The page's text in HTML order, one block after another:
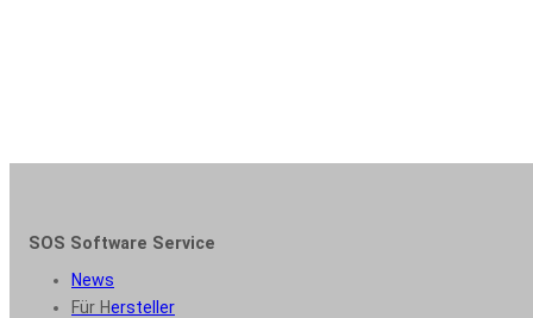
SOS Software Service
News
Für Hersteller